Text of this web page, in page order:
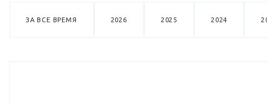
ЗА ВСЕ ВРЕМЯ 2026 2025 2024